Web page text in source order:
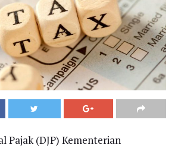
Pajak (DJP) Kementerian